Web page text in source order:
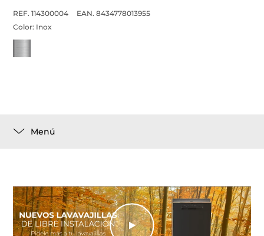
REF. 114300004
EAN. 8434778013955
Color: Inox
Menú